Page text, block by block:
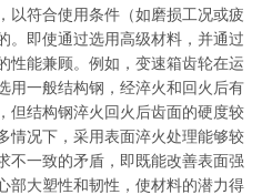
以符合使用条件（如磨损工况或疲
。即使通过选用高级材料，并通过
性能兼顾。例如，变速箱齿轮在运
用一般结构钢，经淬火和回火后有
但结构钢淬火回火后齿面的硬度较
情况下，采用表面淬火处理能够较
不一致的矛盾，即既能改善表面强
部大塑性和韧性，使材料的潜力得